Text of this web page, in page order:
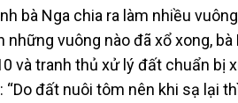
bà Nga chia ra làm nhiều
những vuông nào đã xổ xong,
và tranh thủ xử lý đất chuẩn bị
“Do đất nuôi tôm nên khi sạ lại